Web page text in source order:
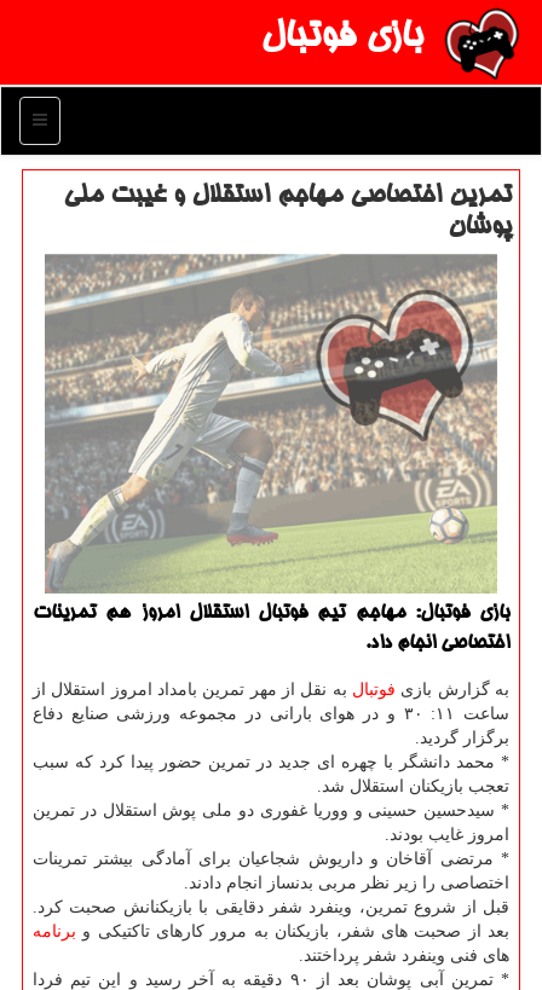
بازی فوتبال
منو
تمرین اختصاصی مهاجم استقلال و غیبت ملی
پوشان
بازی فوتبال: مهاجم تیم فوتبال استقلال امروز هم تمرینات
اختصاصی انجام داد.
به گزارش بازی فوتبال به نقل از مهر تمرین بامداد امروز استقلال از
ساعت ۱۱: ۳۰ و در هوای بارانی در مجموعه ورزشی صنایع دفاع
برگزار گردید.
* محمد دانشگر با چهره ای جدید در تمرین حضور پیدا كرد كه سبب
تعجب بازیكنان استقلال شد.
* سیدحسین حسینی و ووریا غفوری دو ملی پوش استقلال در تمرین
امروز غایب بودند.
* مرتضی آقاخان و داریوش شجاعیان برای آمادگی بیشتر تمرینات
اختصاصی را زیر نظر مربی بدنساز انجام دادند.
قبل از شروع تمرین، وینفرد شفر دقایقی با بازیكنانش صحبت كرد.
بعد از صحبت های شفر، بازیكنان به مرور كارهای تاكتیكی و برنامه
های فنی وینفرد شفر پرداختند.
* تمرین آبی پوشان بعد از ۹۰ دقیقه به آخر رسید و این تیم فردا